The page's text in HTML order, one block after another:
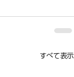
すべて表示